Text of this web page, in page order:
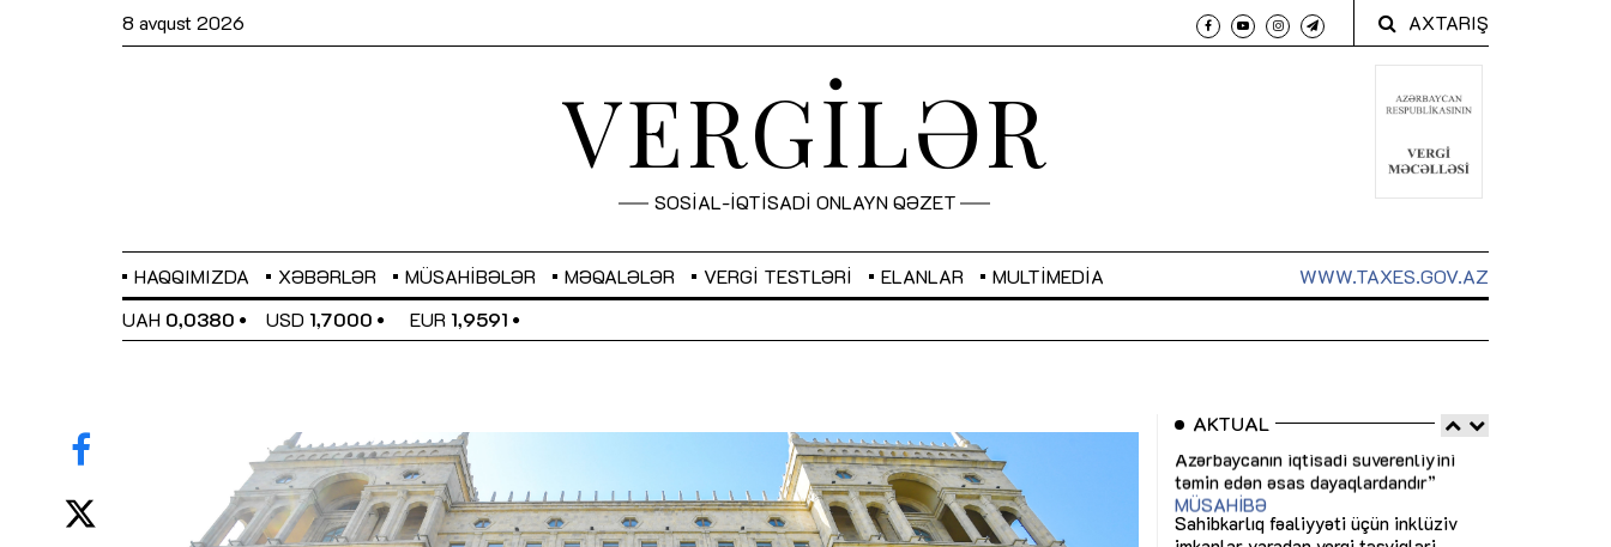
8 avqust 2026 AXTARIŞ
VERGİLƏR
SOSİAL-İQTİSADİ ONLAYN QƏZET
HAQQIMIZDA XƏBƏRLƏR MÜSAHIBƏLƏR MƏQALƏLƏR VERGI TESTLƏRI ELANLAR MULTIMEDIA
WWW.TAXES.GOV.AZ
UAH 0,0380 USD 1,7000 EUR 1,9591
AKTUAL
Sahibkarlıq fəaliyyəti üçün inklüziv
imkanlar yaradan vergi təşviqləri
MƏQALƏ
“Düzgün kommunikasiyanın arxasında
real iş və sistemli fəaliyyət dayanır”
MÜSAHİBƏ
Sahibkarlıq fəaliyyəti üçün inklüziv
imkanlar yaradan vergi təşviqləri
MƏQALƏ